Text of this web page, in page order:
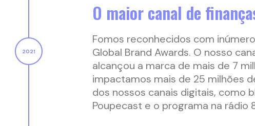
Fomos reconhecidos com
Global Brand Awards. O nosso
alcançou a marca de mais de 7
impactamos mais de 25 milhões
dos nossos canais digitais, como
Poupecast e o programa na rádio
O maior canal de